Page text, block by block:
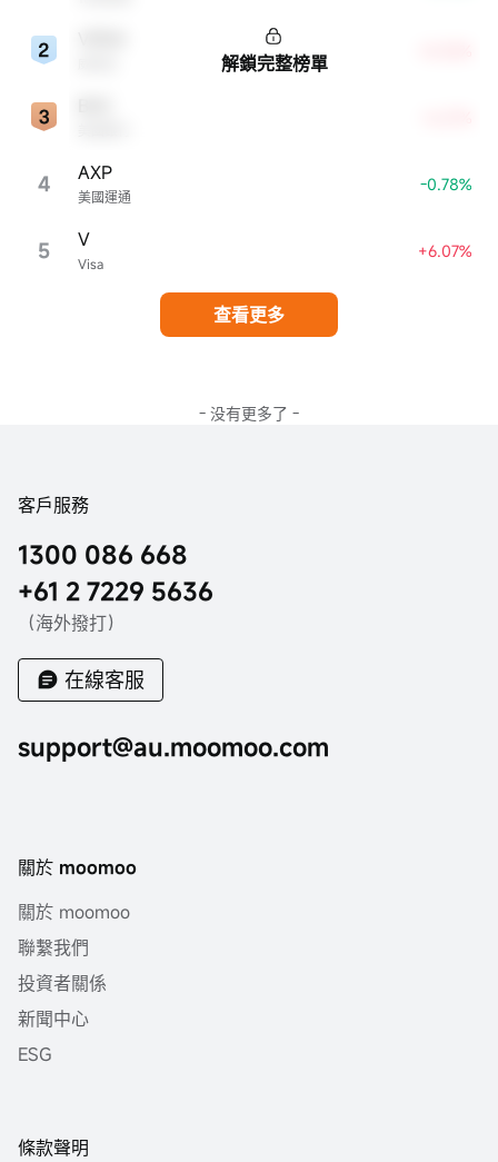
4 美國運通
AXP -0.78%
5 Visa
V +6.07%
解鎖完整榜單
查看更多
- 没有更多了 -
客戶服務
1300 086 668
+61 2 7229 5636
（海外撥打）
在線客服
support@au.moomoo.com
關於 moomoo
關於 moomoo
聯繫我們
投資者關係
新聞中心
ESG
條款聲明